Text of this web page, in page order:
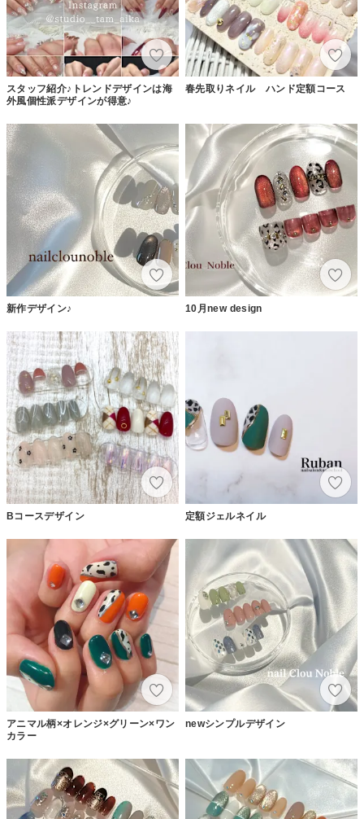
スタッフ紹介♪トレンドデザインは海
外風個性派デザインが得意♪
春先取りネイル ハンド定額コース
新作デザイン♪ 10月new design
Bコースデザイン 定額ジェルネイル
アニマル柄×オレンジ×グリーン×ワン
カラー
newシンプルデザイン